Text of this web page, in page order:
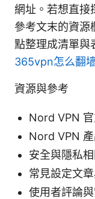
網址。若想直接
參考文末的資源
點整理成清單與
365vpn怎么翻
資源與參考
Nord VPN
Nord VPN
安全與隱私
常見設定文
使用者評論